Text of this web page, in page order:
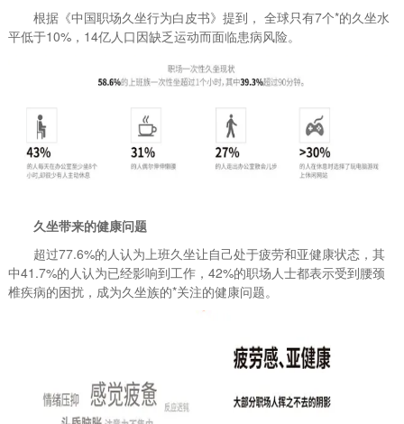
根据《中国职场久坐行为白皮书》提到， 全球只有7个*的久坐水
平低于10%，14亿人口因缺乏运动而面临患病风险。
久坐带来的健康问题
超过77.6%的人认为上班久坐让自己处于疲劳和亚健康状态，其
中41.7%的人认为已经影响到工作，42%的职场人士都表示受到腰颈
椎疾病的困扰，成为久坐族的*关注的健康问题。